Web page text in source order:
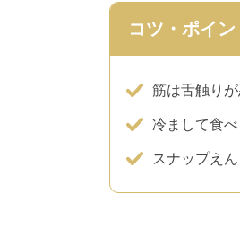
コツ・ポイン
筋は舌触り
冷まして食
スナップえ